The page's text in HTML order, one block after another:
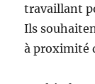
travaillant
Ils
à proximité